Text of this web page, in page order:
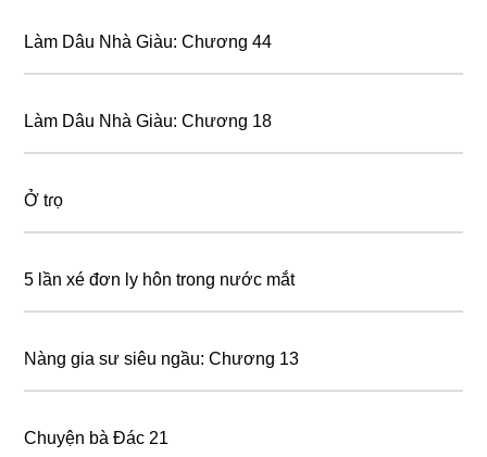
Làm Dâu Nhà Giàu: Chương 44
Làm Dâu Nhà Giàu: Chương 18
Ở tɾọ
5 lần xé đơn ly hôn trong nước mắt
Nàng gia sư siêu ngầu: Chương 13
Chuyện bà Đác 21